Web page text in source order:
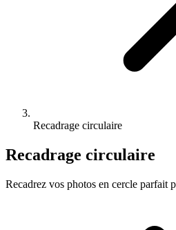
Recadrage circulaire
Recadrage circulaire
Recadrez vos photos en cercle parfait